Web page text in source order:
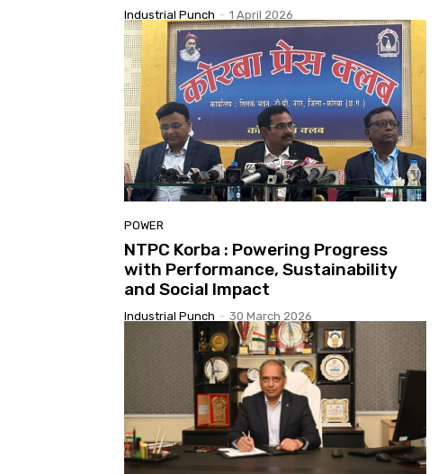
Industrial Punch - 1 April 2026
POWER
NTPC Korba : Powering Progress
with Performance, Sustainability
and Social Impact
Industrial Punch - 30 March 2026